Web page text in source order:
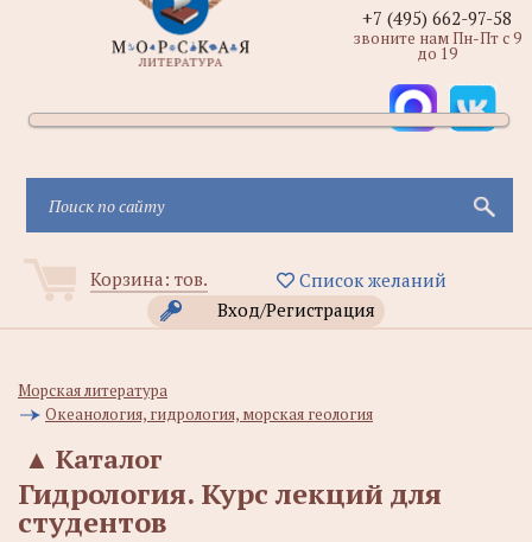
Корзина: тов.
Список желаний
Вход/Регистрация
+7 (495) 662-97-58
звоните нам Пн-Пт с 9
до 19
Морская литература
Океанология, гидрология, морская геология
Каталог
▲
Гидрология. Курс лекций для
студентов